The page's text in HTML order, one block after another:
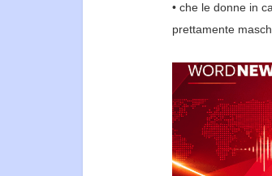
• che le donne in
prettamente